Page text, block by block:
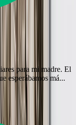
para mi madre. El
esperábamos má...